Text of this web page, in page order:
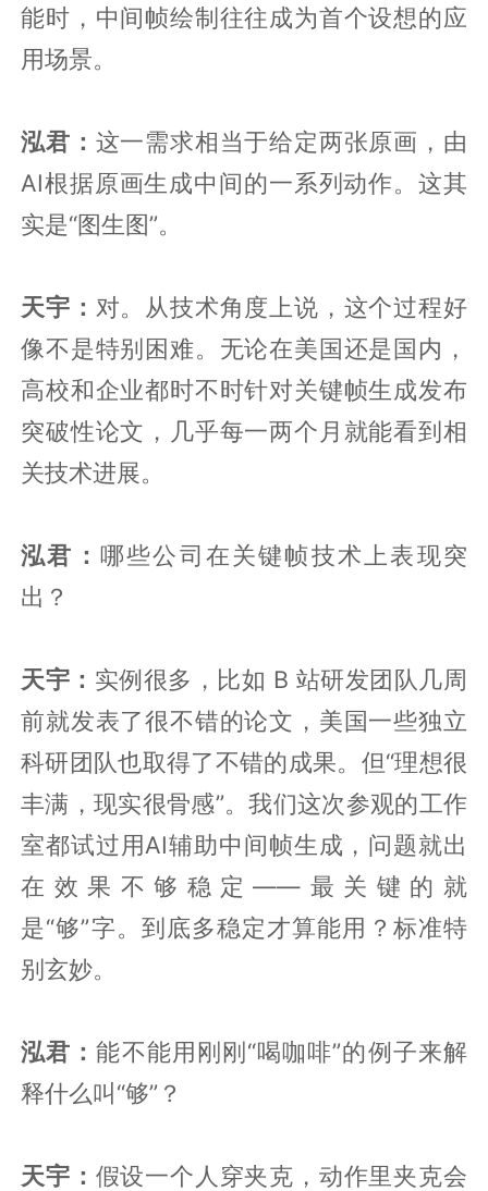
能时，中间帧绘制往往成为首个设想的应
用场景。
泓君： 这一需求相当于给定两张原画，由
AI根据原画生成中间的一系列动作。这其
实是“图生图”。
天宇： 对。从技术角度上说，这个过程好
像不是特别困难。无论在美国还是国内，
高校和企业都时不时针对关键帧生成发布
突破性论文，几乎每一两个月就能看到相
关技术进展。
泓君： 哪些公司在关键帧技术上表现突
出？
天宇： 实例很多，比如 B 站研发团队几周
前就发表了很不错的论文，美国一些独立
科研团队也取得了不错的成果。但“理想很
丰满，现实很骨感”。我们这次参观的工作
室都试过用AI辅助中间帧生成，问题就出
在效果不够稳定——最关键的就
是“够”字。到底多稳定才算能用？标准特
别玄妙。
泓君：能不能用刚刚“喝咖啡”的例子来解
释什么叫“够”？
天宇： 假设一个人穿夹克，动作里夹克会